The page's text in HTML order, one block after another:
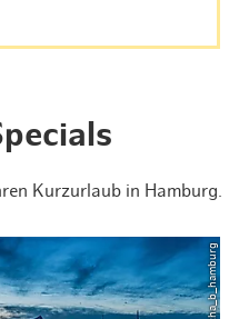
Kurzurlaub in Hamburg.